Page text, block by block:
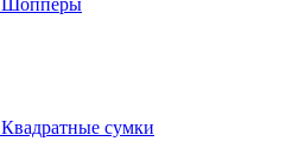
Шопперы
Квадратные сумки